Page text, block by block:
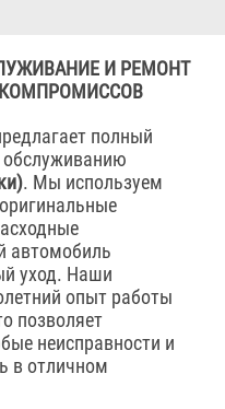
И РЕМОНТ
КОМПРОМИССОВ
полный
обслуживанию
. Мы используем
автомобиль
уход. Наши
опыт работы
позволяет
неисправности и
в отличном